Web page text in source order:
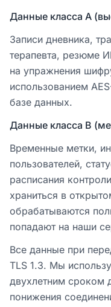
Данные класса A
Записи дневника,
терапевта, резюме
на упражнения
использованием
базе данных.
Данные класса B
Временные метки,
пользователей,
расписания
храниться в
обрабатываются
попадают на наши
Все данные при
TLS 1.3. Мы
двухлетним сроком
понижения